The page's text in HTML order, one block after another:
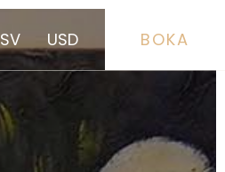
SV USD BOKA